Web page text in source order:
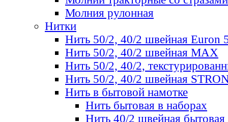
Молния рулонная
Нитки
Нить 50/2, 40/2 швейная Euron
Нить 50/2, 40/2 швейная МАХ
Нить 50/2, 40/2,
Нить 50/2, 40/2 швейная
Нить в бытовой намотке
Нить бытовая в наборах
Нить 40/2 швейная бытовая